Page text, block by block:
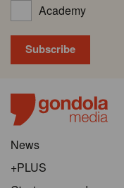
Academy
News
+PLUS